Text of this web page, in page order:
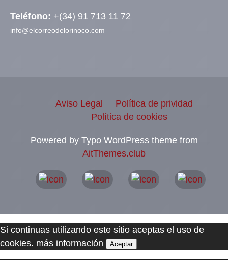
Teléfono: +(34) 91 713 11 72
info@elcorreodelorinoco.com
Aviso Legal
Política de prividad
Política de cookies
Powered by Typo WordPress theme from
AitThemes.club
Si continuas utilizando este sitio aceptas el uso de
cookies. más información Aceptar